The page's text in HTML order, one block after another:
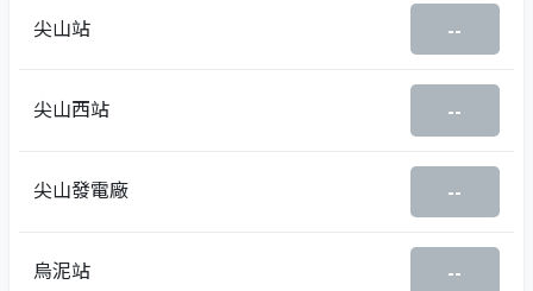
尖山站 --
尖山西站 --
尖山發電廠 --
烏泥站 --